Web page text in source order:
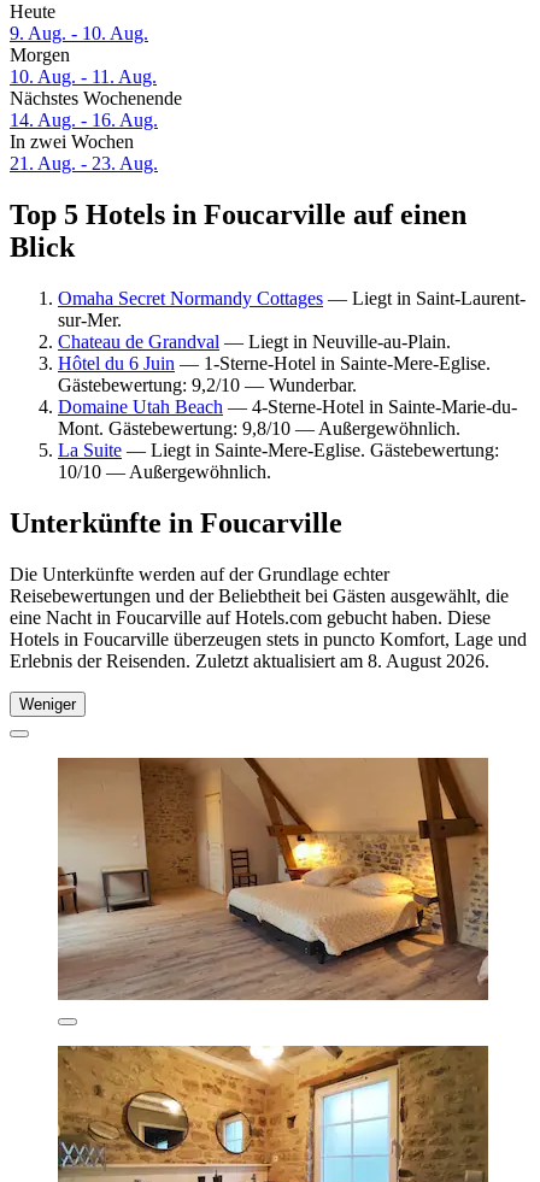
Heute
9. Aug. - 10. Aug.
Morgen
10. Aug. - 11. Aug.
Nächstes Wochenende
14. Aug. - 16. Aug.
In zwei Wochen
21. Aug. - 23. Aug.
Top 5 Hotels in Foucarville auf einen
Blick
Omaha Secret Normandy Cottages — Liegt in Saint-Laurent-
sur-Mer.
Chateau de Grandval — Liegt in Neuville-au-Plain.
Hôtel du 6 Juin — 1-Sterne-Hotel in Sainte-Mere-Eglise.
Gästebewertung: 9,2/10 — Wunderbar.
Domaine Utah Beach — 4-Sterne-Hotel in Sainte-Marie-du-
Mont. Gästebewertung: 9,8/10 — Außergewöhnlich.
La Suite — Liegt in Sainte-Mere-Eglise. Gästebewertung:
10/10 — Außergewöhnlich.
Unterkünfte in Foucarville
Die Unterkünfte werden auf der Grundlage echter
Reisebewertungen und der Beliebtheit bei Gästen ausgewählt, die
eine Nacht in Foucarville auf Hotels.com gebucht haben. Diese
Hotels in Foucarville überzeugen stets in puncto Komfort, Lage und
Erlebnis der Reisenden. Zuletzt aktualisiert am 8. August 2026.
Weniger